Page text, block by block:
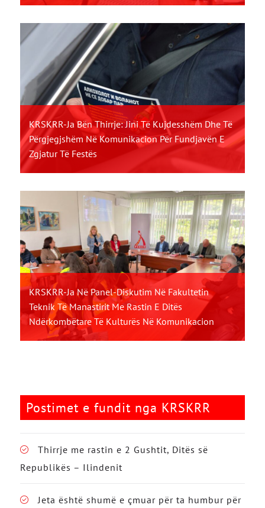
KRSKRR-Ja Bën Thirrje: Jini Të Kujdesshëm Dhe Të
Përgjegjshëm Në Komunikacion Për Fundjavën E
Zgjatur Të Festës
KRSKRR-Ja Në Panel-Diskutim Në Fakultetin
Teknik Të Manastirit Me Rastin E Ditës
Ndërkombëtare Të Kulturës Në Komunikacion
Postimet e fundit nga KRSKRR
Thirrje me rastin e 2 Gushtit, Ditës së
Republikës – Ilindenit
Jeta është shumë e çmuar për ta humbur për